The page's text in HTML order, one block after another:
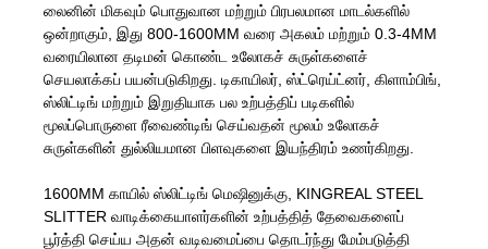
லைனின் மிகவும் பொதுவான மற்றும் பிரபலமான மாடல்களில்
ஒன்றாகும், இது 800-1600MM வரை அகலம் மற்றும் 0.3-4MM
வரையிலான தடிமன் கொண்ட உலோகச் சுருள்களைச்
செயலாக்கப் பயன்படுகிறது. டிகாயிலர், ஸ்ட்ரெய்ட்னர், கிளாம்பிங்,
ஸ்லிட்டிங் மற்றும் இறுதியாக பல உற்பத்திப் படிகளில்
மூலப்பொருளை ரீவைண்டிங் செய்வதன் மூலம் உலோகச்
சுருள்களின் துல்லியமான பிளவுகளை இயந்திரம் உணர்கிறது.
1600MM காயில் ஸ்லிட்டிங் மெஷினுக்கு, KINGREAL STEEL
SLITTER வாடிக்கையாளர்களின் உற்பத்தித் தேவைகளைப்
பூர்த்தி செய்ய அதன் வடிவமைப்பை தொடர்ந்து மேம்படுத்தி